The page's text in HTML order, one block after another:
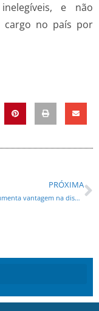
e não
cargo no país por
PRÓXIMA
Pimentel aumenta vantagem na disputa pela Prefeitura de Curitiba, indica pesquisa Radar/Portal Banda B